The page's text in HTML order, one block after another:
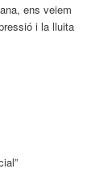
ens veiem
i la lluita